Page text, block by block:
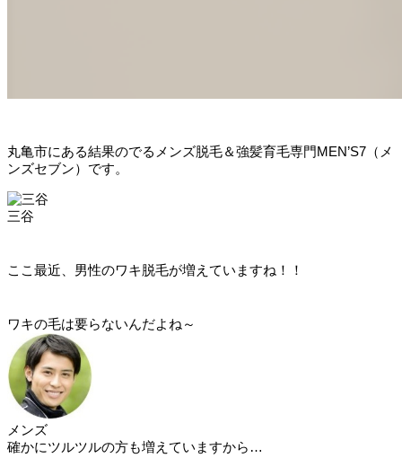
丸亀市にある結果のでるメンズ脱毛＆強髪育毛専門MEN’S7（メ
ンズセブン）です。
三谷
ここ最近、男性のワキ脱毛が増えていますね！！
ワキの毛は要らないんだよね～
メンズ
確かにツルツルの方も増えていますから…